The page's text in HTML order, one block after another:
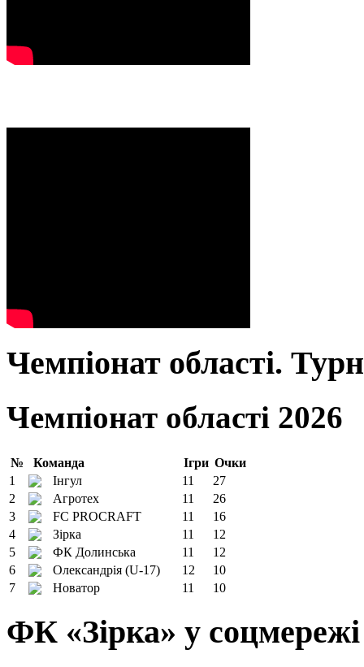
Чемпіонат області.
Чемпіонат області 2026
№ Команда Ігри Очки
1
Інгул 11
27
2
Агротех 11
26
3
FC PROCRAFT 11
16
4
Зірка 11
12
5
ФК Долинська 11
12
6
Олександрія (U-17) 12
10
7
Новатор 11 10
ФК «Зірка» у